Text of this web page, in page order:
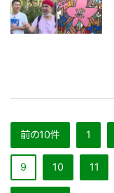
前の10件 1
9 10 11